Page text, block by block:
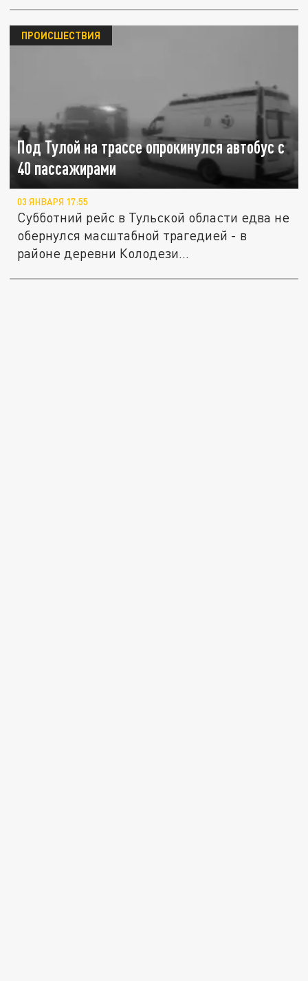
Под Тулой на трассе опрокинулся автобус с
40 пассажирами
ПРОИСШЕСТВИЯ
03 ЯНВАРЯ 17:55
Субботний рейс в Тульской области едва не
обернулся масштабной трагедией - в
районе деревни Колодези...